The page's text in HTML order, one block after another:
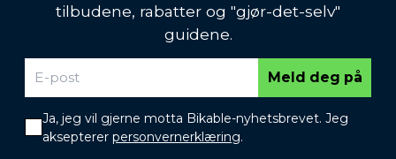
tilbudene, rabatter og "gjør-det-selv"
guidene.
Meld deg på
Ja, jeg vil gjerne motta Bikable-nyhetsbrevet. Jeg
aksepterer personvernerklæring.